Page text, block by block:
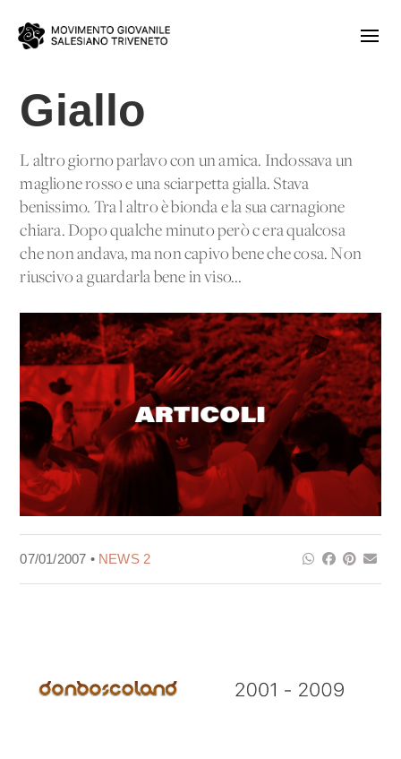
Giallo
L'altro giorno parlavo con un'amica. Indossava un
maglione rosso e una sciarpetta gialla. Stava
benissimo. Tra l'altro è bionda e la sua carnagione
chiara. Dopo qualche minuto però c'era qualcosa
che non andava, ma non capivo bene che cosa. Non
riuscivo a guardarla bene in viso...
07/01/2007 • NEWS 2